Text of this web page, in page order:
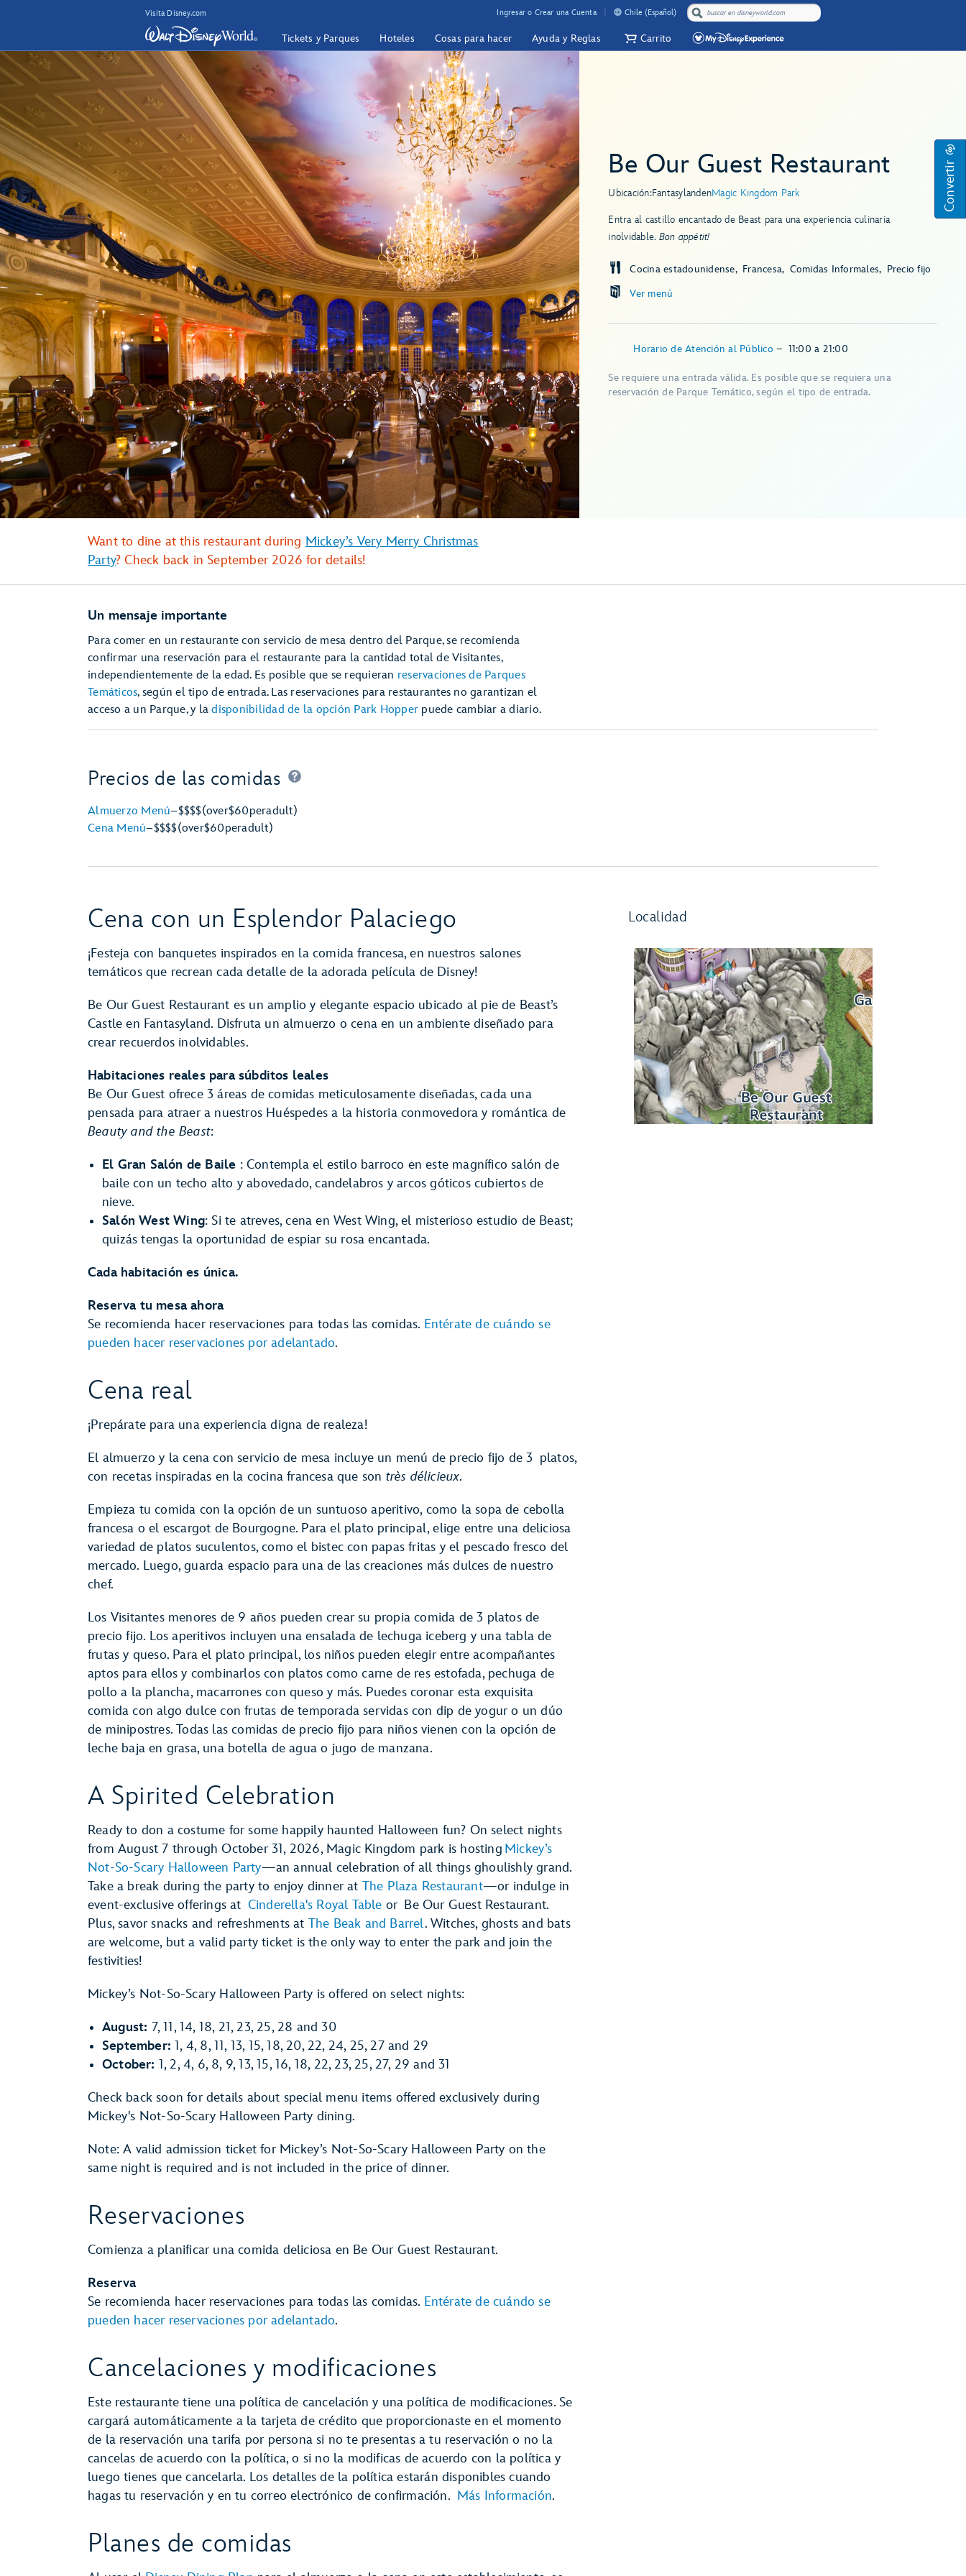
Visita Disney.com Ingresar o Crear una Cuenta Chile (Español)
Tickets y Parques Hoteles Cosas para hacer Ayuda y Reglas Carrito
Convertir
Be Our Guest Restaurant
Ubicación:FantasylandenMagic Kingdom Park
Entra al castillo encantado de Beast para una experiencia culinaria
inolvidable. Bon appétit!
Ver menú
Cocina estadounidense Francesa Comidas Informales Precio fijo
Horario de Atención al Público– 11:00 a 21:00
Se requiere una entrada válida. Es posible que se requiera una
reservación de Parque Temático, según el tipo de entrada.
Want to dine at this restaurant during Mickey’s Very Merry Christmas
Party? Check back in September 2026 for details!
Un mensaje importante
Para comer en un restaurante con servicio de mesa dentro del Parque, se recomienda
confirmar una reservación para el restaurante para la cantidad total de Visitantes,
independientemente de la edad. Es posible que se requieran reservaciones de Parques
Temáticos, según el tipo de entrada. Las reservaciones para restaurantes no garantizan el
acceso a un Parque, y ladisponibilidad de la opción Park Hopper puede cambiar a diario.
Precios de las comidas
Almuerzo Menú–$$$$(over$60peradult)
Cena Menú–$$$$(over$60peradult)
Cena con un Esplendor Palaciego
¡Festeja con banquetes inspirados en la comida francesa, en nuestros salones
temáticos que recrean cada detalle de la adorada película de Disney!
Be Our Guest Restaurant es un amplio y elegante espacio ubicado al pie de Beast’s
Castle en Fantasyland. Disfruta un almuerzo o cena en un ambiente diseñado para
crear recuerdos inolvidables.
Habitaciones reales para súbditos leales
Be Our Guest ofrece 3 áreas de comidas meticulosamente diseñadas, cada una
pensada para atraer a nuestros Huéspedes a la historia conmovedora y romántica de
Beauty and the Beast:
El Gran Salón de Baile : Contempla el estilo barroco en este magnífico salón de
baile con un techo alto y abovedado, candelabros y arcos góticos cubiertos de
nieve.
Salón West Wing: Si te atreves, cena en West Wing, el misterioso estudio de Beast;
quizás tengas la oportunidad de espiar su rosa encantada.
Cada habitación es única.
Reserva tu mesa ahora
Se recomienda hacer reservaciones para todas las comidas. Entérate de cuándo se
pueden hacer reservaciones por adelantado.
Cena real
¡Prepárate para una experiencia digna de realeza!
El almuerzo y la cena con servicio de mesa incluye un menú de precio fijo de 3 platos,
con recetas inspiradas en la cocina francesa que son très délicieux.
Empieza tu comida con la opción de un suntuoso aperitivo, como la sopa de cebolla
francesa o el escargot de Bourgogne. Para el plato principal, elige entre una deliciosa
variedad de platos suculentos, como el bistec con papas fritas y el pescado fresco del
mercado. Luego, guarda espacio para una de las creaciones más dulces de nuestro
chef.
Los Visitantes menores de 9 años pueden crear su propia comida de 3 platos de
precio fijo. Los aperitivos incluyen una ensalada de lechuga iceberg y una tabla de
frutas y queso. Para el plato principal, los niños pueden elegir entre acompañantes
aptos para ellos y combinarlos con platos como carne de res estofada, pechuga de
pollo a la plancha, macarrones con queso y más. Puedes coronar esta exquisita
comida con algo dulce con frutas de temporada servidas con dip de yogur o un dúo
de minipostres. Todas las comidas de precio fijo para niños vienen con la opción de
leche baja en grasa, una botella de agua o jugo de manzana.
A Spirited Celebration
Ready to don a costume for some happily haunted Halloween fun? On select nights
from August 7 through October 31, 2026, Magic Kingdom park is hosting Mickey’s
Not-So-Scary Halloween Party—an annual celebration of all things ghoulishly grand.
Take a break during the party to enjoy dinner at The Plaza Restaurant—or indulge in
event-exclusive offerings at Cinderella's Royal Table or Be Our Guest Restaurant.
Plus, savor snacks and refreshments at The Beak and Barrel. Witches, ghosts and bats
are welcome, but a valid party ticket is the only way to enter the park and join the
festivities!
Mickey’s Not-So-Scary Halloween Party is offered on select nights:
August: 7, 11, 14, 18, 21, 23, 25, 28 and 30
September: 1, 4, 8, 11, 13, 15, 18, 20, 22, 24, 25, 27 and 29
October: 1, 2, 4, 6, 8, 9, 13, 15, 16, 18, 22, 23, 25, 27, 29 and 31
Check back soon for details about special menu items offered exclusively during
Mickey's Not-So-Scary Halloween Party dining.
Note: A valid admission ticket for Mickey’s Not-So-Scary Halloween Party on the
same night is required and is not included in the price of dinner.
Reservaciones
Comienza a planificar una comida deliciosa en Be Our Guest Restaurant.
Reserva
Se recomienda hacer reservaciones para todas las comidas. Entérate de cuándo se
pueden hacer reservaciones por adelantado.
Cancelaciones y modificaciones
Este restaurante tiene una política de cancelación y una política de modificaciones. Se
cargará automáticamente a la tarjeta de crédito que proporcionaste en el momento
de la reservación una tarifa por persona si no te presentas a tu reservación o no la
cancelas de acuerdo con la política, o si no la modificas de acuerdo con la política y
luego tienes que cancelarla. Los detalles de la política estarán disponibles cuando
hagas tu reservación y en tu correo electrónico de confirmación. Más Información.
Planes de comidas
Localidad